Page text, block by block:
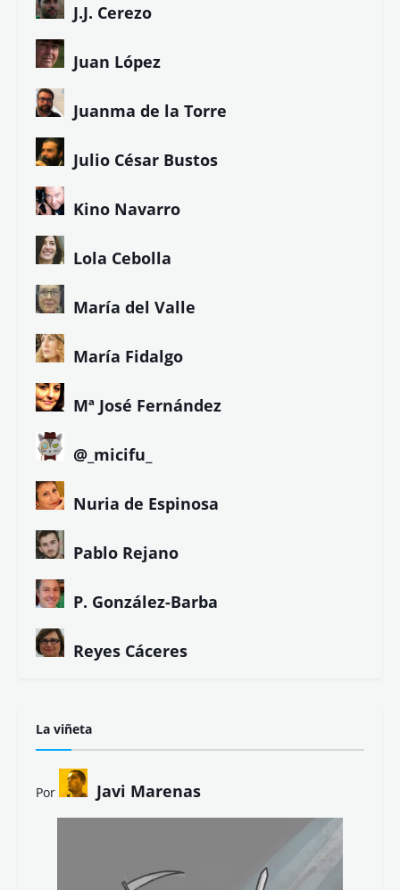
J.J. Cerezo
Juan López
Juanma de la Torre
Julio César Bustos
Kino Navarro
Lola Cebolla
María del Valle
María Fidalgo
Mª José Fernández
@_micifu_
Nuria de Espinosa
Pablo Rejano
P. González-Barba
Reyes Cáceres
La viñeta
Por Javi Marenas